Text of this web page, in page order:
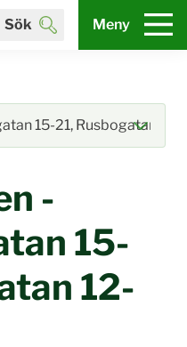
Sök Meny
-
15-
12-